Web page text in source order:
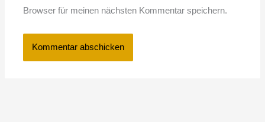
Browser für meinen nächsten Kommentar speichern.